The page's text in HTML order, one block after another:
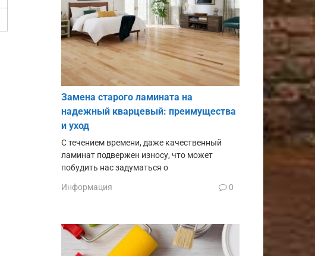
Замена старого ламината на
надежный кварцевый: преимущества
и уход
С течением времени, даже качественный
ламинат подвержен износу, что может
побудить нас задуматься о
Информация 0